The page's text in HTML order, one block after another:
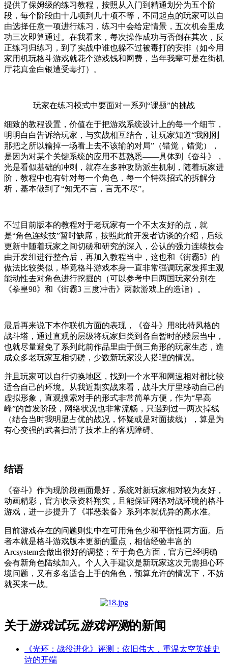
提供了保姆级的练习教程，按照从入门到精通划分为五个阶
段，每个阶段由十几项到几十项不等，不同起点的玩家可以自
由选择任意一项进行练习，练习中会给定情景，五次机会里成
功三次即算通过。在我看来，每次操作成功与否倒在其次，反
正练习归练习，到了实战中谁也躲不过被毒打的安排（如今用
家用机玩格斗游戏就花个游戏钱和网费，当年我辈可是在街机
厅花真金白银遭受毒打）。
玩家在练习模式中要面对一系列“课题”的挑战
细致的教程设置，价值在于把游戏系统设计上的每一个细节，
明明白白告诉给玩家，与实战相互结合，让玩家知道“我刚刚
那把之所以输掉一场看上去不该输的对局”（错觉，错觉），
是因为对某个关键系统的应用不甚熟悉——具体到《奋斗》，
光是看似基础的冲刺，就存在多种攻防派生机制，随着玩家进
阶，教程中也有针对每一个角色，每一个特殊招式的拆解分
析，基本做到了“知无不言，言无不尽”。
不过目前版本的教程对于老玩家有一个不太友好的点，就
是“角色连续技”暂时缺席，按照此前开发者访谈的介绍，后续
更新中随着玩家之间切磋和研究的深入，公认的强力连续技会
由开发组进行整合后，再加入教程当中，这也和《街霸5》的
做法比较类似，毕竟格斗游戏本身一直非常强调玩家发挥主观
能动性去对角色进行挖掘的（可以参考中日两国玩家分别在
《拳皇98》和《街霸3 三度冲击》两款游戏上的造诣）。
最后再来说下本作联机方面的表现，《奋斗》用8比特风格的
战斗塔，通过直观的层级将玩家归类到各自暂时的楼层当中，
也就尽量避免了系列此前作品里由于倒三角形的玩家生态，造
成众多老玩家互相切磋，少数新玩家没人搭理的情况。
并且玩家可以自行切换地区，找到一个水平和网速相对都比较
适合自己的环境。从我近期实战来看，战斗大厅里移动自己的
虚拟形象，直观搜索对手的形式非常简单方便，作为“早高
峰”的首发阶段，网络状况也非常流畅，只遇到过一两次掉线
（结合当时我明显占优的战况，怀疑或是对面拔线），算是为
有心变强的武者扫清了技术上的客观障碍。
结语
《奋斗》作为现阶段画面最好，系统对新玩家相对较为友好，
动画精彩，官方收录资料翔实，且能保证网络对战环境的格斗
游戏，进一步提升了《罪恶装备》系列本就优异的高水准。
目前游戏存在的问题则集中在可用角色少和平衡性两方面。后
者本就是格斗游戏版本更新的重点，相信经验丰富的
Arcsystem会做出很好的调整；至于角色方面，官方已经明确
会有新角色陆续加入。个人入手建议是新玩家这次无需担心环
境问题，又有多名适合上手的角色，预算允许的情况下，不妨
就买来一战。
关于游戏试玩,游戏评测的新闻
《光环：战役进化》评测：依旧伟大，重温太空英雄史
诗的开端